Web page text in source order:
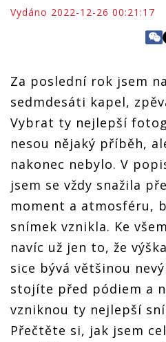
Vydáno 2022-12-26 00:21:17
Za poslední rok jsem
sedmdesáti kapel,
Vybrat ty nejlepší
nesou nějaký příběh,
nakonec nebylo. V
jsem se vždy snažila
moment a atmosféru,
snímek vznikla. Ke
navíc už jen to, že
sice bývá většinou
stojíte před pódiem a
vzniknou ty nejlepší
Přečtěte si, jak jsem